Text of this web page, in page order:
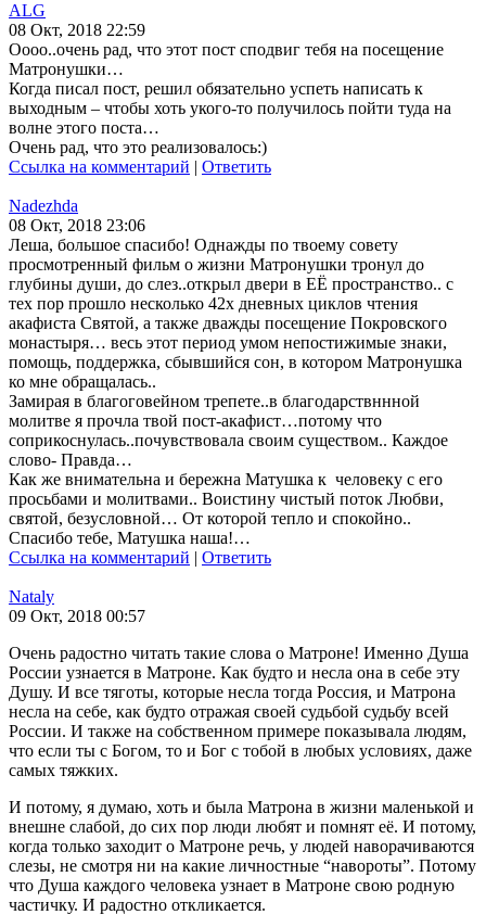
ALG
08 Окт, 2018 22:59
Оооо..очень рад, что этот пост сподвиг тебя на посещение
Матронушки…
Когда писал пост, решил обязательно успеть написать к
выходным – чтобы хоть укого-то получилось пойти туда на
волне этого поста…
Очень рад, что это реализовалось:)
Ссылка на комментарий | Ответить
Nadezhda
08 Окт, 2018 23:06
Леша, большое спасибо! Однажды по твоему совету
просмотренный фильм о жизни Матронушки тронул до
глубины души, до слез..открыл двери в ЕЁ пространство.. с
тех пор прошло несколько 42х дневных циклов чтения
акафиста Святой, а также дважды посещение Покровского
монастыря… весь этот период умом непостижимые знаки,
помощь, поддержка, сбывшийся сон, в котором Матронушка
ко мне обращалась..
Замирая в благоговейном трепете..в благодарствннной
молитве я прочла твой пост-акафист…потому что
соприкоснулась..почувствовала своим существом.. Каждое
слово- Правда…
Как же внимательна и бережна Матушка к человеку с его
просьбами и молитвами.. Воистину чистый поток Любви,
святой, безусловной… От которой тепло и спокойно..
Спасибо тебе, Матушка наша!…
Ссылка на комментарий | Ответить
Nataly
09 Окт, 2018 00:57
Очень радостно читать такие слова о Матроне! Именно Душа
России узнается в Матроне. Как будто и несла она в себе эту
Душу. И все тяготы, которые несла тогда Россия, и Матрона
несла на себе, как будто отражая своей судьбой судьбу всей
России. И также на собственном примере показывала людям,
что если ты с Богом, то и Бог с тобой в любых условиях, даже
самых тяжких.
И потому, я думаю, хоть и была Матрона в жизни маленькой и
внешне слабой, до сих пор люди любят и помнят её. И потому,
когда только заходит о Матроне речь, у людей наворачиваются
слезы, не смотря ни на какие личностные “навороты”. Потому
что Душа каждого человека узнает в Матроне свою родную
частичку. И радостно откликается.